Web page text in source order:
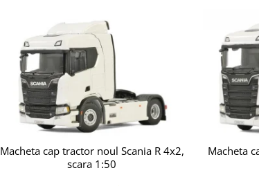
Macheta cap tractor noul Scania R 4x2,
scara 1:50
Macheta